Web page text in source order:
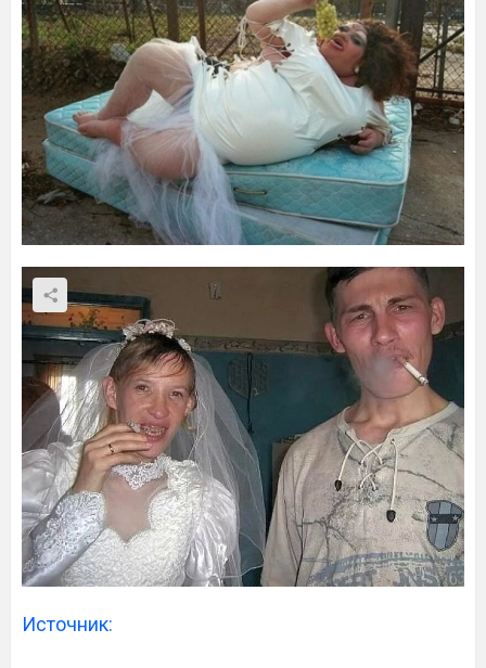
Источник: